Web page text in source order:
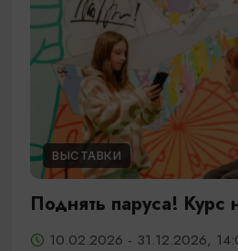
ВЫСТАВКИ
Поднять паруса! Курс
10.02.2026 - 31.12.2026,